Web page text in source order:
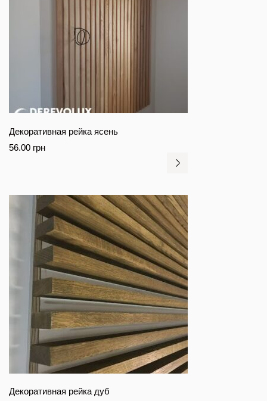
Декоративная рейка ясень
56.00 грн
Декоративная рейка дуб